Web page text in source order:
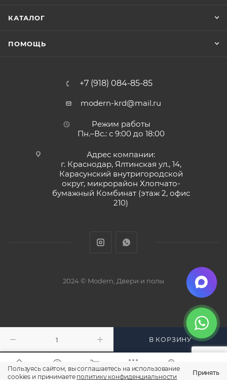
В КОРЗИНУ
КАТАЛОГ
ПОМОЩЬ
+7 (918) 084-85-85
modern-krd@mail.ru
Режим работы
Пн.–Вс.: с 9:00 до 18:00
Адрес компании:
г. Краснодар, Ялтинская ул., 14,
Карасунский внутригородской
округ, микрорайон Хлопчато-
бумажный Комбинат (этаж 2, офис
210)
2024 © Modern, Двери и полы
Пользуясь сайтом, вы соглашаетесь на использование
cookies и принимаете политику конфиденциальности
Принять
Главная Кабинет Корзина Каталог Контакты